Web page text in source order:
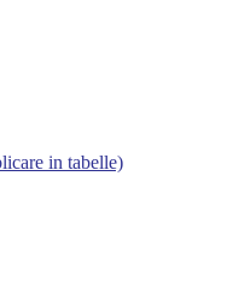
in tabelle)